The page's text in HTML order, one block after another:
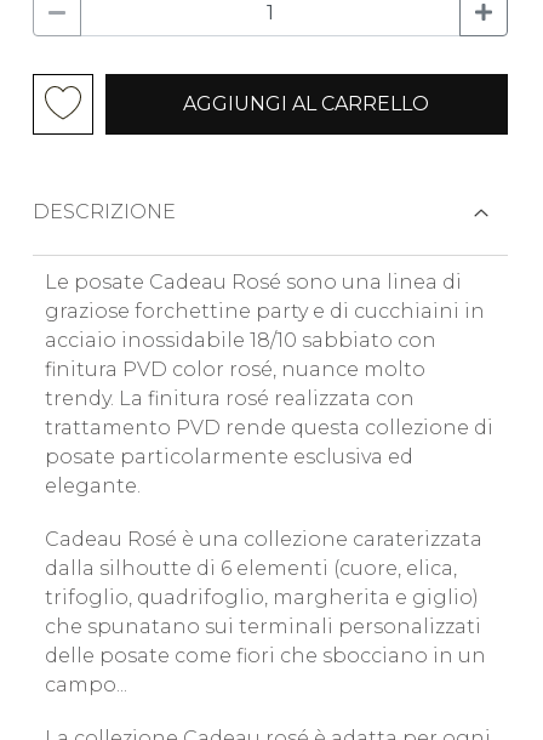
AGGIUNGI AL CARRELLO
DESCRIZIONE
Le posate Cadeau Rosé sono una linea di
graziose forchettine party e di cucchiaini in
acciaio inossidabile 18/10 sabbiato con
finitura PVD color rosé, nuance molto
trendy. La finitura rosé realizzata con
trattamento PVD rende questa collezione di
posate particolarmente esclusiva ed
elegante.
Cadeau Rosé è una collezione caraterizzata
dalla silhoutte di 6 elementi (cuore, elica,
trifoglio, quadrifoglio, margherita e giglio)
che spunatano sui terminali personalizzati
delle posate come fiori che sbocciano in un
campo...